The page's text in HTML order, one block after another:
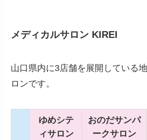
メディカルサロン KIREI
山口県内に3店舗を展開している
ロンです。
ゆめシテ
ィサロン
おのだサンパ
ークサロン